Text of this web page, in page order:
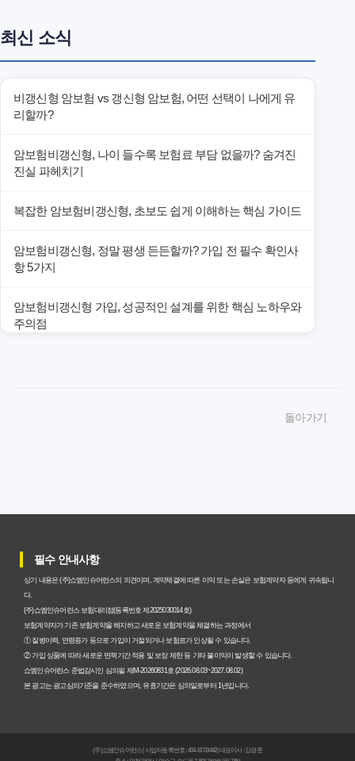
최신 소식
비갱신형 암보험 vs 갱신형 암보험, 어떤 선택이 나에게 유
리할까?
암보험비갱신형, 나이 들수록 보험료 부담 없을까? 숨겨진
진실 파헤치기
복잡한 암보험비갱신형, 초보도 쉽게 이해하는 핵심 가이드
암보험비갱신형, 정말 평생 든든할까? 가입 전 필수 확인사
항 5가지
암보험비갱신형 가입, 성공적인 설계를 위한 핵심 노하우와
주의점
갱신형 암보험과 비갱신형, 어떤 차이가 있을까? 내게 맞는
암보험비갱신형, 평생 고정 보험료의 숨겨진 가치와 현명한
선택 기준
암보험 비갱신형, 왜 지금 선택해야 할까요? 미래 보험료 걱
정 끝내는 방법
갱신형 vs 비갱신형 암보험, 당신에게 더 유리한 선택은? 완
돌아가기
필수 안내사항
상기 내용은 (주)쇼엠인슈어런스의 의견이며, 계약체결에 따른 이익 또는 손실은 보험계약자 등에게 귀속됩니
다.
(주)쇼엠인슈어런스 보험대리점(등록번호 제2025030014호)
보험계약자가 기존 보험계약을 해지하고 새로운 보험계약을 체결하는 과정에서
① 질병이력, 연령증가 등으로 가입이 거절되거나 보험료가 인상될 수 있습니다.
② 가입 상품에 따라 새로운 면책기간 적용 및 보장 제한 등 기타 불이익이 발생할 수 있습니다.
쇼엠인슈어런스 준법감시인 심의필 제M-20260831호 (2026.08.03~2027.08.02)
본 광고는 광고심의기준을 준수하였으며, 유효기간은 심의일로부터 1년입니다.
(주)쇼엠인슈어런스 | 사업자등록번호 : 404-87-03442 | 대표이사 : 강경준